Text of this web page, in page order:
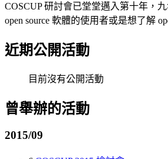
COSCUP 研討會已堂堂邁入第十年，
open source 軟體的使用者或是想了解
近期公開活動
目前沒有公開活動
曾舉辦的活動
2015/09